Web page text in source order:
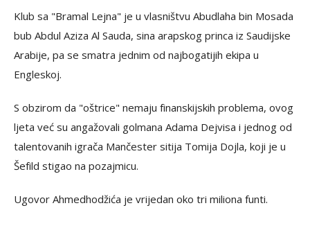
Klub sa "Bramal Lejna" je u vlasništvu Abudlaha bin Mosada
bub Abdul Aziza Al Sauda, sina arapskog princa iz Saudijske
Arabije, pa se smatra jednim od najbogatijih ekipa u
Engleskoj.
S obzirom da "oštrice" nemaju finanskijskih problema, ovog
ljeta već su angažovali golmana Adama Dejvisa i jednog od
talentovanih igrača Mančester sitija Tomija Dojla, koji je u
Šefild stigao na pozajmicu.
Ugovor Ahmedhodžića je vrijedan oko tri miliona funti.